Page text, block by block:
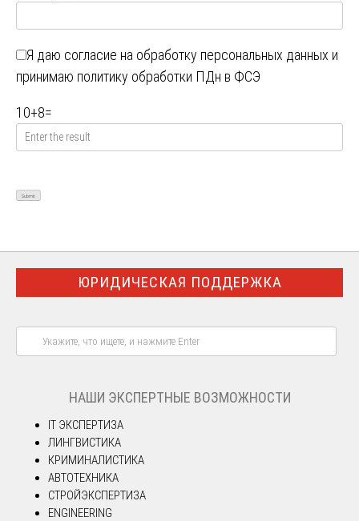
Я даю согласие на обработку персональных данных и
принимаю политику обработки ПДн в ФСЭ
10+8=
ЮРИДИЧЕСКАЯ ПОДДЕРЖКА
НАШИ ЭКСПЕРТНЫЕ ВОЗМОЖНОСТИ
IT ЭКСПЕРТИЗА
ЛИНГВИСТИКА
КРИМИНАЛИСТИКА
АВТОТЕХНИКА
СТРОЙЭКСПЕРТИЗА
ENGINEERING